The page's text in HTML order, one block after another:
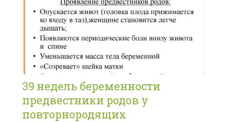
39 недель беременности
предвестники родов у
повторнородящих